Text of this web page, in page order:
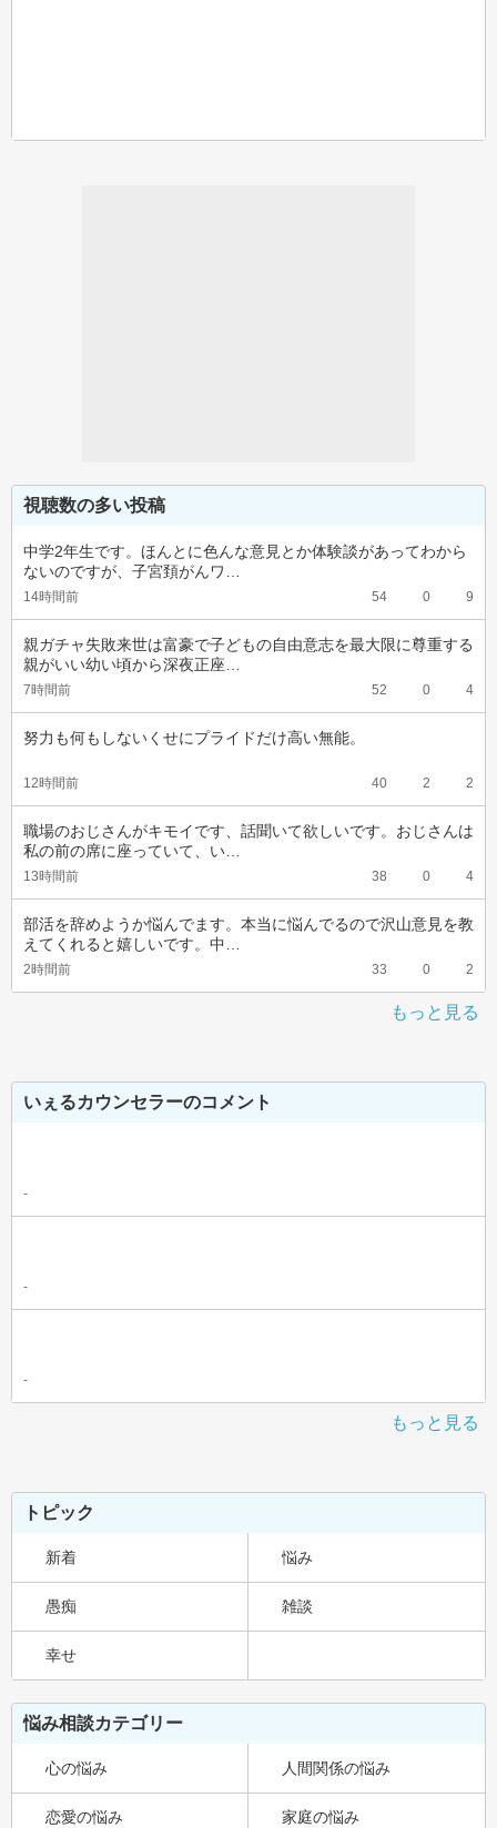
視聴数の多い投稿
中学2年生です。ほんとに色んな意見とか体験談があってわから
ないのですが、子宮頚がんワ…
14時間前 54 0 9
親ガチャ失敗来世は富豪で子どもの自由意志を最大限に尊重する
親がいい幼い頃から深夜正座…
7時間前 52 0 4
努力も何もしないくせにプライドだけ高い無能。
12時間前 40 2 2
職場のおじさんがキモイです、話聞いて欲しいです。おじさんは
私の前の席に座っていて、い…
13時間前 38 0 4
部活を辞めようか悩んでます。本当に悩んでるので沢山意見を教
えてくれると嬉しいです。中…
2時間前 33 0 2
もっと見る
いぇるカウンセラーのコメント
-
-
-
もっと見る
トピック
新着 悩み
愚痴 雑談
幸せ
悩み相談カテゴリー
心の悩み 人間関係の悩み
恋愛の悩み 家庭の悩み